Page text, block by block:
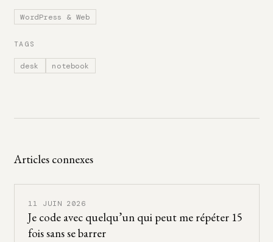
WordPress & Web
TAGS
desk notebook
Articles connexes
11 JUIN 2026
Je code avec quelqu’un qui peut me répéter 15
fois sans se barrer